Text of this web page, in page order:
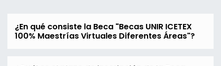
¿En qué consiste la Beca "Becas UNIR ICETEX
100% Maestrías Virtuales Diferentes Áreas"?